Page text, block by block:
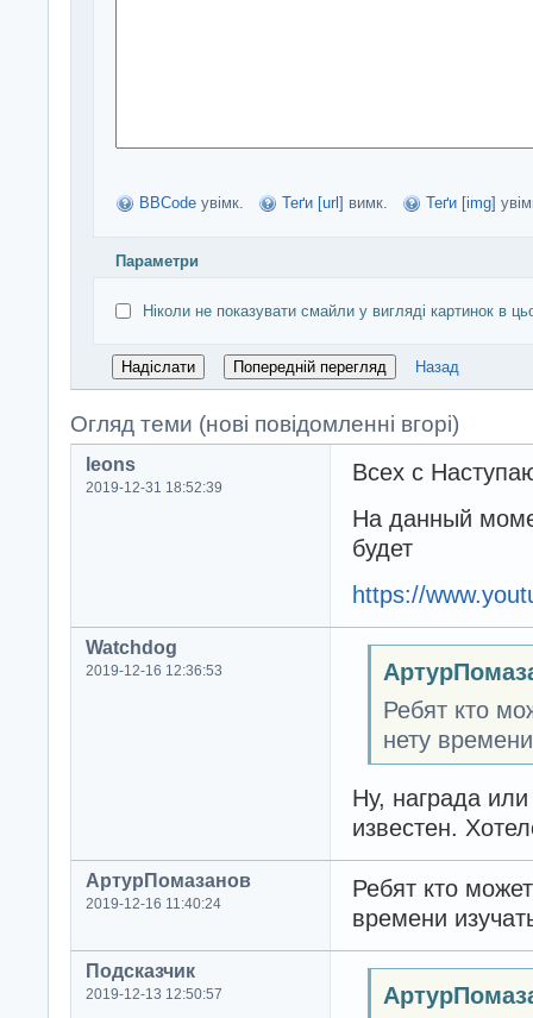
BBCode увімк. Теґи [url] вимк. Теґи [img]
Параметри
Ніколи не показувати смайли у вигляді картинок в
Назад
Огляд теми (нові повідомленні вгорі)
leons
2019-12-31 18:52:39
Всех с
На данный
будет
https://
Watchdog
2019-12-16 12:36:53
Ребят кто
нету
Ну, награда
известен.
АртурПомазанов
2019-12-16 11:40:24
Ребят кто
времени
Подсказчик
2019-12-13 12:50:57